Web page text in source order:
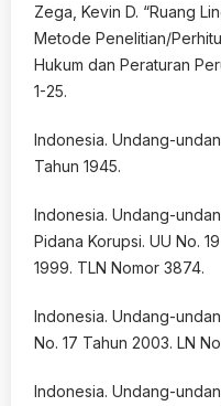
Zega, Kevin D. “Ruang
Metode Penelitian/
Hukum dan Peraturan
1-25.
Indonesia. Undang-
Tahun 1945.
Indonesia. Undang-
Pidana Korupsi. UU No.
1999. TLN Nomor 3874.
Indonesia. Undang-
No. 17 Tahun 2003. LN
Indonesia. Undang-